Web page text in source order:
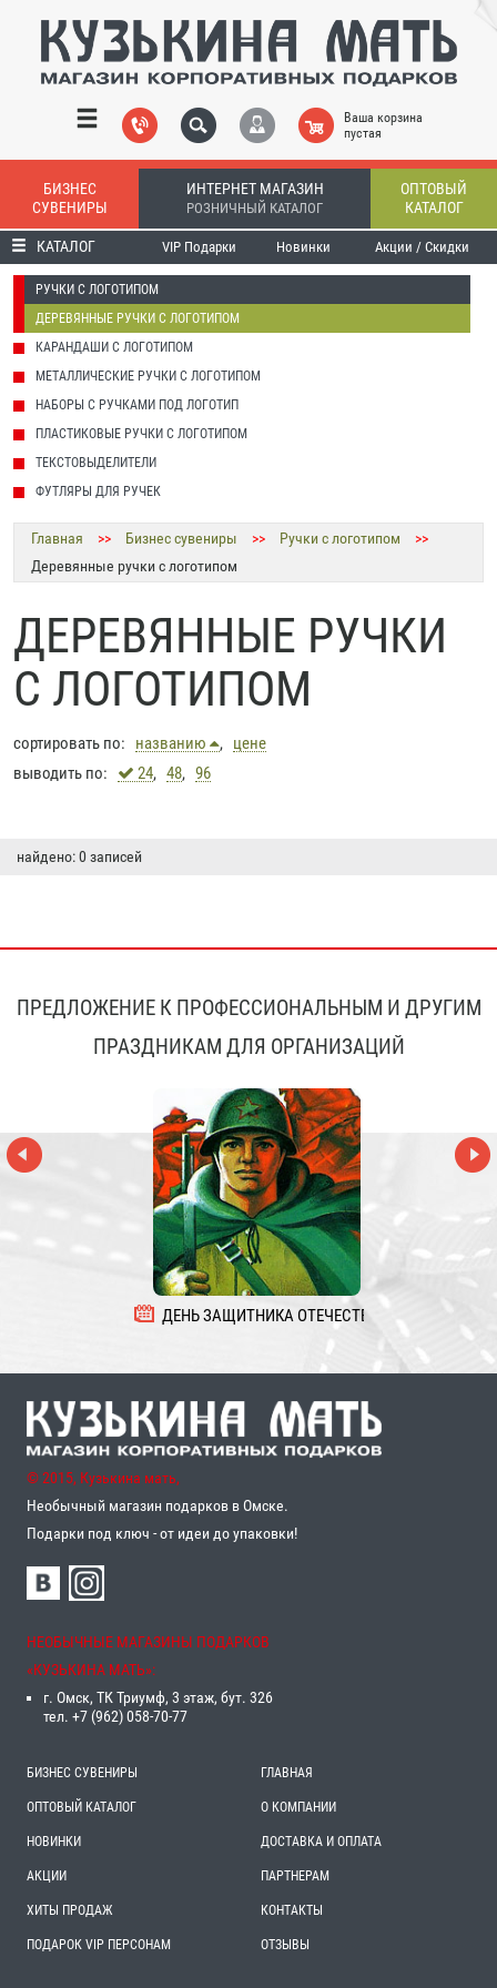
Ваша корзина
пустая
БИЗНЕС
СУВЕНИРЫ
ИНТЕРНЕТ МАГАЗИН
РОЗНИЧНЫЙ КАТАЛОГ
ОПТОВЫЙ
КАТАЛОГ
КАТАЛОГ VIP Подарки Новинки Акции / Скидки
РУЧКИ С ЛОГОТИПОМ
ДЕРЕВЯННЫЕ РУЧКИ С ЛОГОТИПОМ
КАРАНДАШИ С ЛОГОТИПОМ
МЕТАЛЛИЧЕСКИЕ РУЧКИ С ЛОГОТИПОМ
НАБОРЫ С РУЧКАМИ ПОД ЛОГОТИП
ПЛАСТИКОВЫЕ РУЧКИ С ЛОГОТИПОМ
ТЕКСТОВЫДЕЛИТЕЛИ
ФУТЛЯРЫ ДЛЯ РУЧЕК
Главная >> Бизнес сувениры >> Ручки с логотипом
>>
Деревянные ручки с логотипом
ДЕРЕВЯННЫЕ РУЧКИ
С ЛОГОТИПОМ
сортировать по: названию , цене
выводить по:
24, 48, 96
найдено: 0 записей
ПРЕДЛОЖЕНИЕ К ПРОФЕССИОНАЛЬНЫМ И ДРУГИМ
ПРАЗДНИКАМ ДЛЯ ОРГАНИЗАЦИЙ
ДЕНЬ ЗАЩИТНИКА ОТЕЧЕСТВА
© 2015, Кузькина мать,
Необычный магазин подарков в Омске.
Подарки под ключ - от идеи до упаковки!
НЕОБЫЧНЫЕ МАГАЗИНЫ ПОДАРКОВ
«‎КУЗЬКИНА МАТЬ»‎:
г. Омск, ТК Триумф, 3 этаж, бут. 326
тел. +7 (962) 058-70-77
БИЗНЕС СУВЕНИРЫ
ОПТОВЫЙ КАТАЛОГ
НОВИНКИ
АКЦИИ
ХИТЫ ПРОДАЖ
ПОДАРОК VIP ПЕРСОНАМ
ГЛАВНАЯ
О КОМПАНИИ
ДОСТАВКА И ОПЛАТА
ПАРТНЕРАМ
КОНТАКТЫ
ОТЗЫВЫ